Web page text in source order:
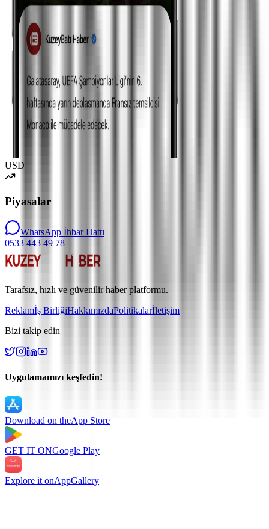
USD
Piyasalar
WhatsApp İhbar Hattı
0533 443 49 78
Tarafsız, hızlı ve güvenilir haber platformu.
Reklamİş BirliğiHakkımızdaPolitikalarİletişim
Bizi takip edin
Uygulamamızı keşfedin!
Download on theApp Store
GET IT ONGoogle Play
Explore it onAppGallery